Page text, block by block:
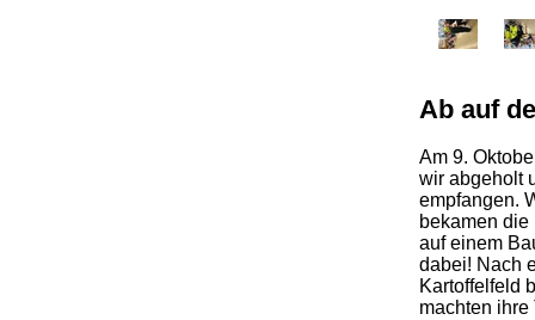
Ab auf
Am 9.
wir abgeholt
empfangen.
bekamen
auf einem
dabei! Nach
Kartoffelfeld
machten